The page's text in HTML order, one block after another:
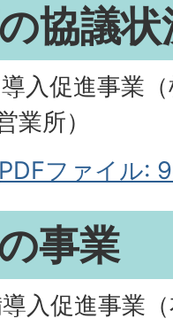
協議状
入促進事業
業所）
ファイル:
事業
入促進事業